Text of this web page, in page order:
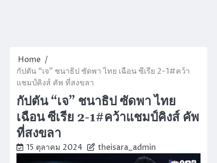
Home
กัปตัน “เจ” ชนาธิป ซัดพา ไทย เฉือน ซีเรีย 2-1#คว้า
แชมป์คิงส์ คัพ ที่สงขลา
กัปตัน “เจ” ชนาธิป ซัดพา ไทย
เฉือน ซีเรีย 2-1#คว้าแชมป์คิงส์ คัพ
ที่สงขลา
15 ตุลาคม 2024 theisara_admin